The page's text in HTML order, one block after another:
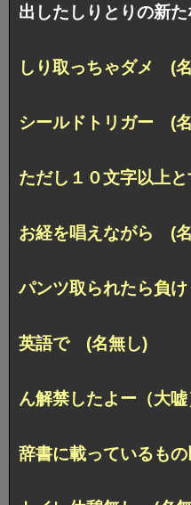
出したしりとりの新
しり取っちゃダメ (
シールドトリガー (
ただし１０文字以上
お経を唱えながら (
パンツ取られたら負
英語で (名無し)
ん解禁したよー（大
辞書に載っているも